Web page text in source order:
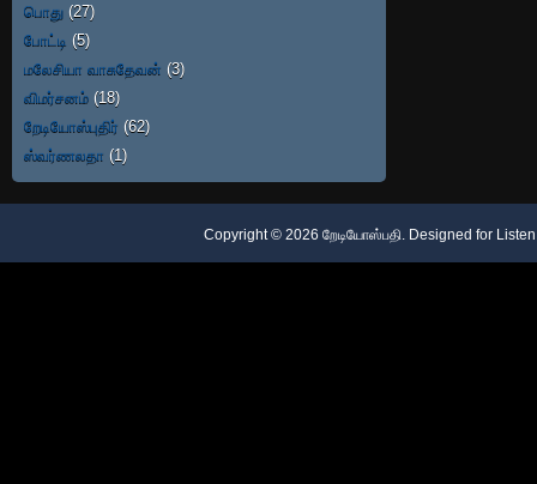
பொது (27)
போட்டி (5)
மலேசியா வாசுதேவன் (3)
விமர்சனம் (18)
றேடியோஸ்புதிர் (62)
ஸ்வர்ணலதா (1)
Copyright © 2026 றேடியோஸ்பதி . Designed for